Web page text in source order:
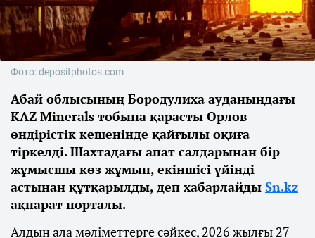
Фото: depositphotos.com
Абай облысының Бородулиха ауданындағы
KAZ Minerals тобына қарасты Орлов
өндірістік кешенінде қайғылы оқиға
тіркелді. Шахтадағы апат салдарынан бір
жұмысшы көз жұмып, екіншісі үйінді
астынан құтқарылды, деп хабарлайды Sn.kz
ақпарат порталы.
Алдын ала мәліметтерге сәйкес, 2026 жылғы 27